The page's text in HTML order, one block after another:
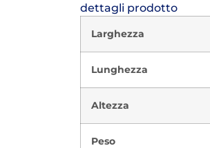
dettagli prodotto
Larghezza
Lunghezza
Altezza
Peso